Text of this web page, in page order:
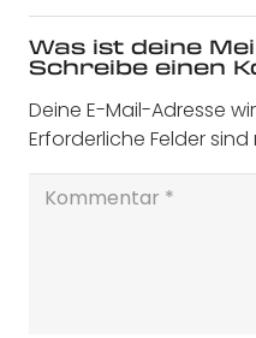
Was ist deine
Schreibe einen
Deine E-Mail-Adresse
Erforderliche Felder sind